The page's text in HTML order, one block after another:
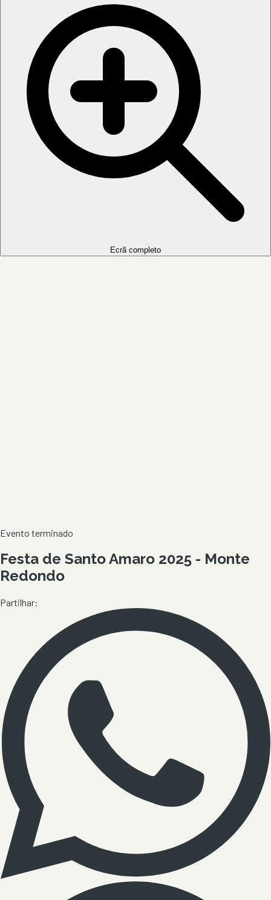
Ecrã completo
Evento terminado
Festa de Santo Amaro 2025 - Monte
Redondo
Partilhar: